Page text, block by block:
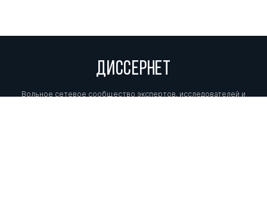
ДИССЕРНЕТ
Вольное сетевое сообщество экспертов, исследователей и